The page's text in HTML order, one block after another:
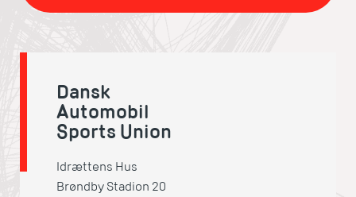
Dansk
Automobil
Sports Union
Idrættens Hus
Brøndby Stadion 20